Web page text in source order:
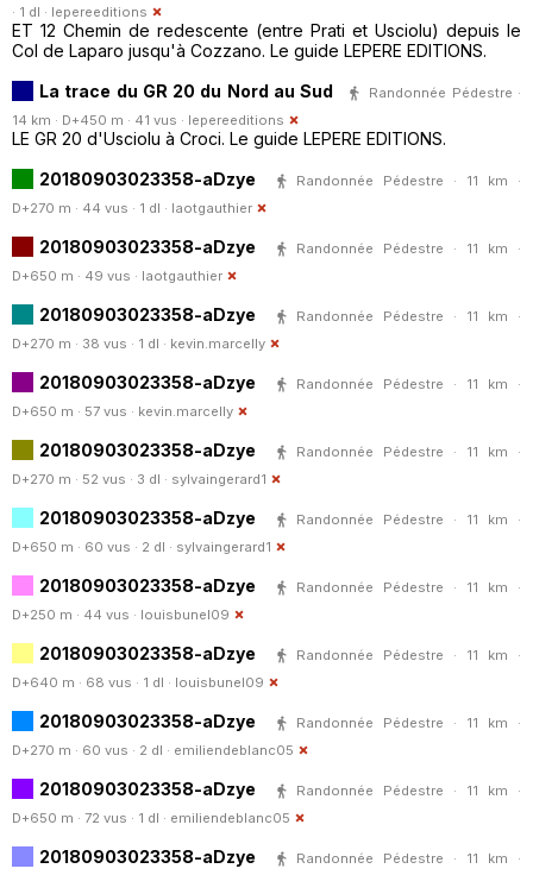
· 1 dl · lepereeditions
ET 12 Chemin de redescente (entre Prati et Usciolu) depuis le
Col de Laparo jusqu'à Cozzano. Le guide LEPERE EDITIONS.
La trace du GR 20 du Nord au Sud
Randonnée Pédestre ·
14 km · D+450 m · 41 vus · lepereeditions
LE GR 20 d'Usciolu à Croci. Le guide LEPERE EDITIONS.
20180903023358-aDzye
Randonnée Pédestre · 11 km ·
D+270 m · 44 vus · 1 dl · laotgauthier
20180903023358-aDzye
Randonnée Pédestre · 11 km ·
D+650 m · 49 vus · laotgauthier
20180903023358-aDzye
Randonnée Pédestre · 11 km ·
D+270 m · 38 vus · 1 dl · kevin.marcelly
20180903023358-aDzye
Randonnée Pédestre · 11 km ·
D+650 m · 57 vus · kevin.marcelly
20180903023358-aDzye
Randonnée Pédestre · 11 km ·
D+270 m · 52 vus · 3 dl · sylvaingerard1
20180903023358-aDzye
Randonnée Pédestre · 11 km ·
D+650 m · 60 vus · 2 dl · sylvaingerard1
20180903023358-aDzye
Randonnée Pédestre · 11 km ·
D+250 m · 44 vus · louisbunel09
20180903023358-aDzye
Randonnée Pédestre · 11 km ·
D+640 m · 68 vus · 1 dl · louisbunel09
20180903023358-aDzye
Randonnée Pédestre · 11 km ·
D+270 m · 60 vus · 2 dl · emiliendeblanc05
20180903023358-aDzye
Randonnée Pédestre · 11 km ·
D+650 m · 72 vus · 1 dl · emiliendeblanc05
20180903023358-aDzye
Randonnée Pédestre · 11 km ·